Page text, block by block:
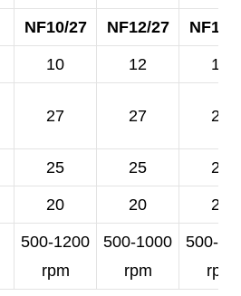
NF10/27 NF12/27 NF14/
10 12 14
27 27 25
25 25 23
20 20 20
500-1200
rpm
500-1000
rpm
500-
rpm